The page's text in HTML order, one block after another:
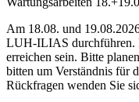
Am 18.08. und
LUH-ILIAS durchführen.
erreichen sein. Bitte
bitten um Verständnis für
Rückfragen wenden Sie